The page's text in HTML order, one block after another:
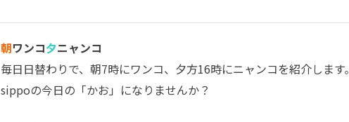
朝ワンコ夕ニャンコ
毎日日替わりで、朝7時にワンコ、夕方16時にニャンコを紹介します。
sippoの今日の「かお」になりませんか？